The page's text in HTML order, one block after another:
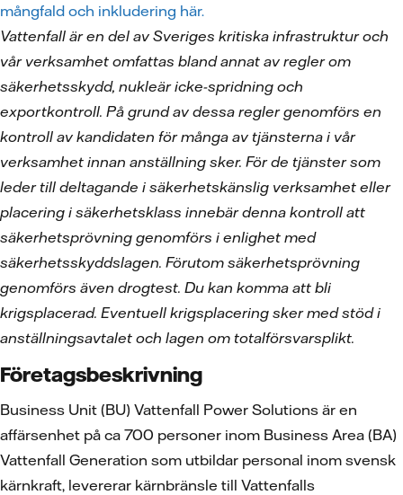
mångfald och inkludering här.
Vattenfall är en del av Sveriges kritiska infrastruktur och
vår verksamhet omfattas bland annat av regler om
säkerhetsskydd, nukleär icke-spridning och
exportkontroll. På grund av dessa regler genomförs en
kontroll av kandidaten för många av tjänsterna i vår
verksamhet innan anställning sker. För de tjänster som
leder till deltagande i säkerhetskänslig verksamhet eller
placering i säkerhetsklass innebär denna kontroll att
säkerhetsprövning genomförs i enlighet med
säkerhetsskyddslagen. Förutom säkerhetsprövning
genomförs även drogtest. Du kan komma att bli
krigsplacerad. Eventuell krigsplacering sker med stöd i
anställningsavtalet och lagen om totalförsvarsplikt.
Företagsbeskrivning
Business Unit (BU) Vattenfall Power Solutions är en
affärsenhet på ca 700 personer inom Business Area (BA)
Vattenfall Generation som utbildar personal inom svensk
kärnkraft, levererar kärnbränsle till Vattenfalls